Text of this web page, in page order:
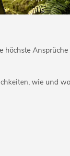
höchste
wie und